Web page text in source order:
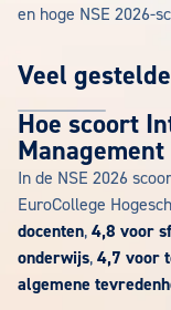
en hoge NSE 2026-
Veel
Hoe scoort
In de NSE 2026
EuroCollege
docenten, 4,8 voor
onderwijs, 4,7 voor
algemene